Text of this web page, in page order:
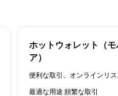
ホットウォレット（
ア）
便利な取引、オンラインリス
最適な用途 頻繁な取引